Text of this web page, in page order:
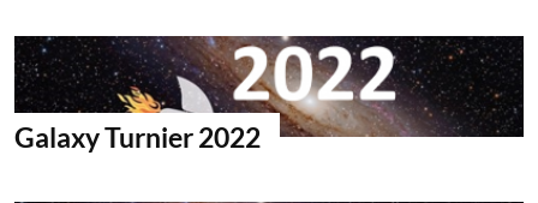
FUSSBALL
GYMNASTIK
Galaxy Turnier 2022